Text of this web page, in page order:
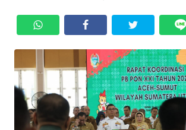
KHAS
OPINI
HUKRIM